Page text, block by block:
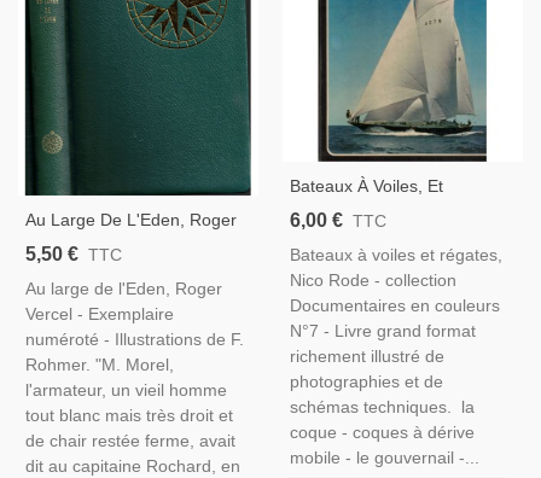
Au Large De L'Eden, Roger
Vercel, -, Pêcheurs,
5,50 € TTC
Au large de l'Eden, Roger
Vercel - Exemplaire
numéroté - Illustrations de F.
Rohmer. "M. Morel,
l'armateur, un vieil homme
tout blanc mais très droit et
de chair restée ferme, avait
dit au capitaine Rochard, en
Bateaux À Voiles, Et
Régates, Nico Rode, 1969 -,
6,00 € TTC
Bateaux à voiles et régates,
Nico Rode - collection
Documentaires en couleurs
N°7 - Livre grand format
richement illustré de
photographies et de
schémas techniques. la
coque - coques à dérive
mobile - le gouvernail -...